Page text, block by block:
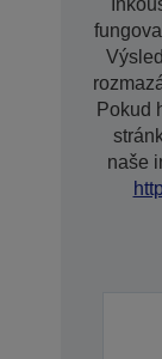
Pokud
naše